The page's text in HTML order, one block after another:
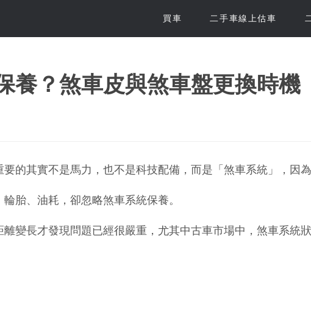
買車 二手車線上估車
養？煞車皮與煞車盤更換時機
的其實不是馬力，也不是科技配備，而是「煞車系統」，因
胎、油耗，卻忽略煞車系統保養。
變長才發現問題已經很嚴重，尤其中古車市場中，煞車系統